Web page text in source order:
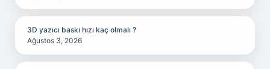
3D yazıcı baskı hızı kaç olmalı ?
Ağustos 3, 2026